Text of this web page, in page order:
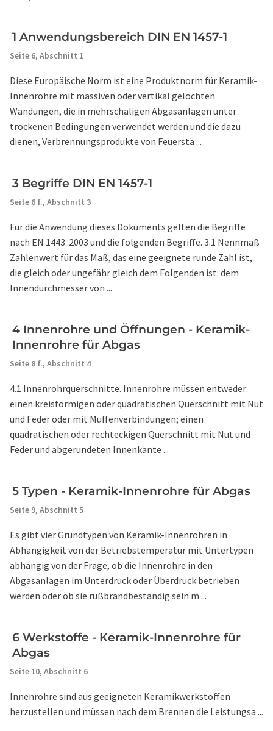
1 Anwendungsbereich DIN EN 1457-1
Seite 6, Abschnitt 1
Diese Europäische Norm ist eine Produktnorm für Keramik-
Innenrohre mit massiven oder vertikal gelochten
Wandungen, die in mehrschaligen Abgasanlagen unter
trockenen Bedingungen verwendet werden und die dazu
dienen, Verbrennungsprodukte von Feuerstä ...
3 Begriffe DIN EN 1457-1
Seite 6 f., Abschnitt 3
Für die Anwendung dieses Dokuments gelten die Begriffe
nach EN 1443 :2003 und die folgenden Begriffe. 3.1 Nennmaß
Zahlenwert für das Maß, das eine geeignete runde Zahl ist,
die gleich oder ungefähr gleich dem Folgenden ist: dem
Innendurchmesser von ...
4 Innenrohre und Öffnungen - Keramik-
Innenrohre für Abgas
Seite 8 f., Abschnitt 4
4.1 Innenrohrquerschnitte. Innenrohre müssen entweder:
einen kreisförmigen oder quadratischen Querschnitt mit Nut
und Feder oder mit Muffenverbindungen; einen
quadratischen oder rechteckigen Querschnitt mit Nut und
Feder und abgerundeten Innenkante ...
5 Typen - Keramik-Innenrohre für Abgas
Seite 9, Abschnitt 5
Es gibt vier Grundtypen von Keramik-Innenrohren in
Abhängigkeit von der Betriebstemperatur mit Untertypen
abhängig von der Frage, ob die Innenrohre in den
Abgasanlagen im Unterdruck oder Überdruck betrieben
werden oder ob sie rußbrandbeständig sein m ...
6 Werkstoffe - Keramik-Innenrohre für
Abgas
Seite 10, Abschnitt 6
Innenrohre sind aus geeigneten Keramikwerkstoffen
herzustellen und müssen nach dem Brennen die Leistungsa ...